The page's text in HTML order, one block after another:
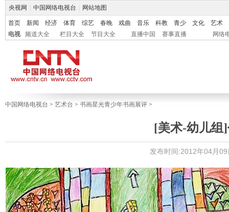
央视网 中国网络电视台 网站地图
首页 新闻 经济 体育 综艺 春晚 戏曲 音乐 科教 青少 文化
艺术
电视
频道大全 栏目大全 节目大全 直播中国 赛事直播 网络
中国网络电视台 > 艺术台 > 书画星光青少年书画展评 >
[美术-幼儿组]
发布时间:2012年04月